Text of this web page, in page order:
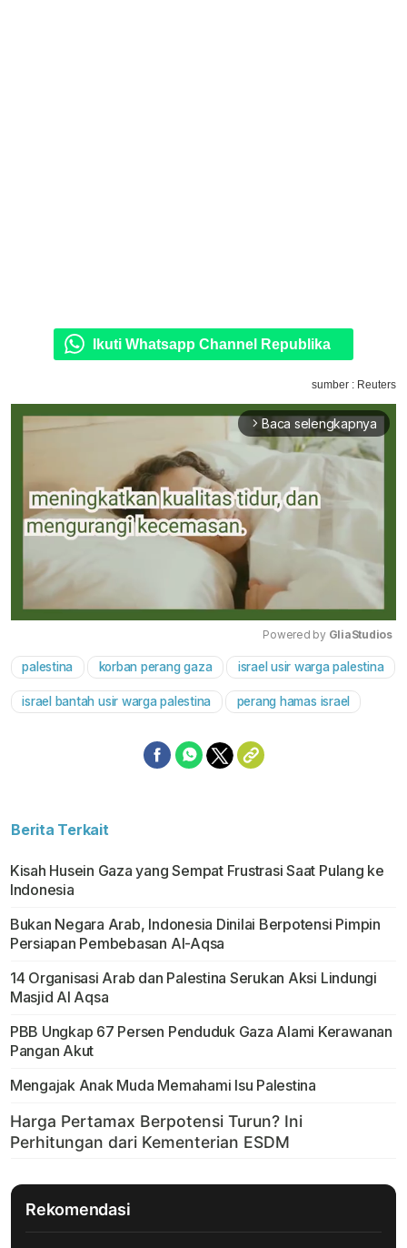
Ikuti Whatsapp Channel Republika
sumber : Reuters
arrow_forward_ios Baca selengkapnya
Mute
Powered by GliaStudios
palestina korban perang gaza israel usir warga palestina
israel bantah usir warga palestina perang hamas israel
Berita Terkait
Kisah Husein Gaza yang Sempat Frustrasi Saat Pulang ke
Indonesia
Bukan Negara Arab, Indonesia Dinilai Berpotensi Pimpin
Persiapan Pembebasan Al-Aqsa
14 Organisasi Arab dan Palestina Serukan Aksi Lindungi
Masjid Al Aqsa
PBB Ungkap 67 Persen Penduduk Gaza Alami Kerawanan
Pangan Akut
Mengajak Anak Muda Memahami Isu Palestina
Rekomendasi